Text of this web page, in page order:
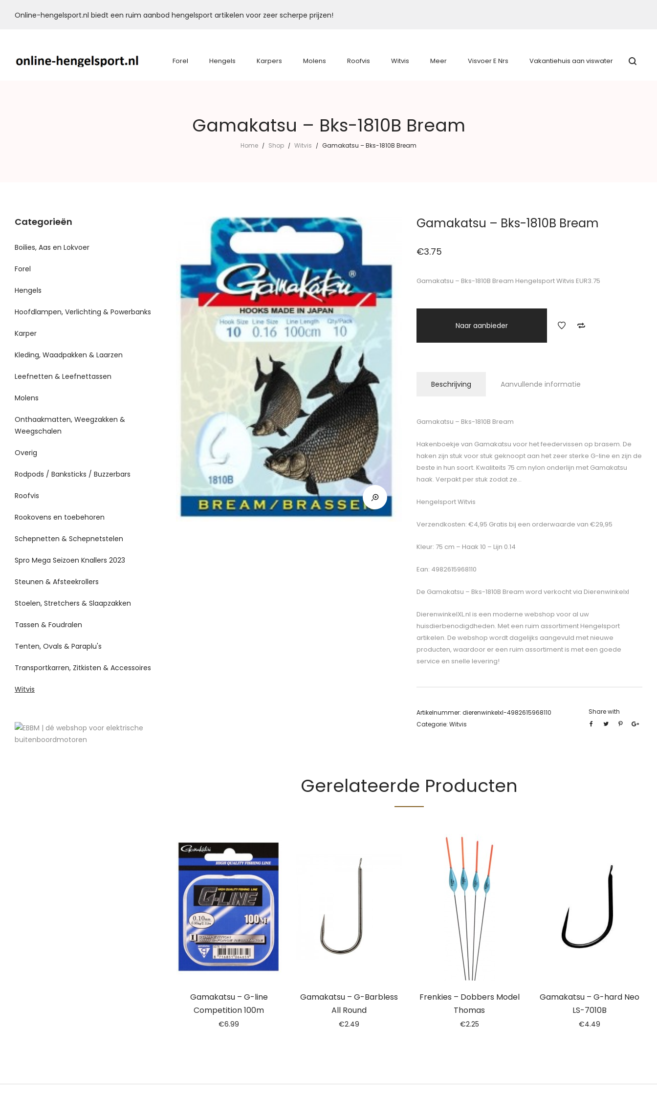
Online-hengelsport.nl biedt een ruim aanbod hengelsport artikelen voor zeer scherpe prijzen!
Forel Hengels Karpers Molens Roofvis Witvis Meer Visvoer E Nrs Vakantiehuis aan viswater
Gamakatsu – Bks-1810B Bream
Home / Shop / Witvis / Gamakatsu – Bks-1810B Bream
Gamakatsu – Bks-1810B Bream
€3.75
Gamakatsu – Bks-1810B Bream Hengelsport Witvis EUR3.75
Naar aanbieder
Beschrijving Aanvullende informatie
Gamakatsu – Bks-1810B Bream
Hakenboekje van Gamakatsu voor het feedervissen op brasem. De
haken zijn stuk voor stuk geknoopt aan het zeer sterke G-line en zijn de
beste in hun soort. Kwaliteits 75 cm nylon onderlijn met Gamakatsu
haak. Verpakt per stuk zodat ze…
Hengelsport Witvis
Verzendkosten: €4,95 Gratis bij een orderwaarde van €29,95
Kleur: 75 cm – Haak 10 – Lijn 0.14
Ean: 4982615968110
De Gamakatsu – Bks-1810B Bream word verkocht via Dierenwinkelxl
DierenwinkelXL.nl is een moderne webshop voor al uw
huisdierbenodigdheden. Met een ruim assortiment Hengelsport
artikelen. De webshop wordt dagelijks aangevuld met nieuwe
producten, waardoor er een ruim assortiment is met een goede
service en snelle levering!
Artikelnummer: dierenwinkelxl-4982615968110
Categorie: Witvis
Share with
Gerelateerde Producten
Gamakatsu – G-line
Competition 100m
€6.99
Gamakatsu – G-Barbless
All Round
€2.49
Frenkies – Dobbers Model
Thomas
€2.25
Gamakatsu – G-hard Neo
LS-7010B
€4.49
Categorieën
Boilies, Aas en Lokvoer
Forel
Hengels
Hoofdlampen, Verlichting & Powerbanks
Karper
Kleding, Waadpakken & Laarzen
Leefnetten & Leefnettassen
Molens
Onthaakmatten, Weegzakken &
Weegschalen
Overig
Rodpods / Banksticks / Buzzerbars
Roofvis
Rookovens en toebehoren
Schepnetten & Schepnetstelen
Spro Mega Seizoen Knallers 2023
Steunen & Afsteekrollers
Stoelen, Stretchers & Slaapzakken
Tassen & Foudralen
Tenten, Ovals & Paraplu's
Transportkarren, Zitkisten & Accessoires
Witvis